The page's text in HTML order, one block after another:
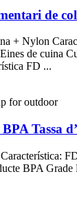
de
+ Nylon
de cuina
FD ...
Tassa
BPA